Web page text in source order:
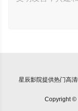
星辰影院提供热门高
Copyright ©